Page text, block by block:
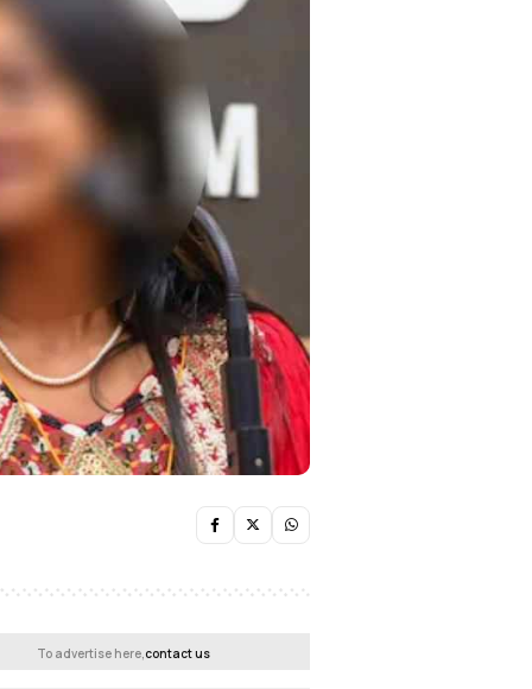
To advertise here, contact us